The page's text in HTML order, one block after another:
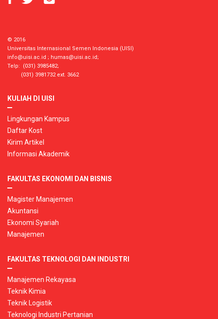
© 2016
Universitas Internasional Semen Indonesia (UISI)
info@uisi.ac.id ; humas@uisi.ac.id;
Telp: (031) 3985482;
(031) 3981732 ext. 3662
KULIAH DI UISI
Lingkungan Kampus
Daftar Kost
Kirim Artikel
Informasi Akademik
FAKULTAS EKONOMI DAN BISNIS
Magister Manajemen
Akuntansi
Ekonomi Syariah
Manajemen
FAKULTAS TEKNOLOGI DAN INDUSTRI
Manajemen Rekayasa
Teknik Kimia
Teknik Logistik
Teknologi Industri Pertanian